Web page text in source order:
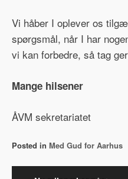
Vi håber I oplever os
spørgsmål, når I har
vi kan forbedre, så tag
Mange hilsener
ÅVM sekretariatet
Posted in Med Gud for Aarhus